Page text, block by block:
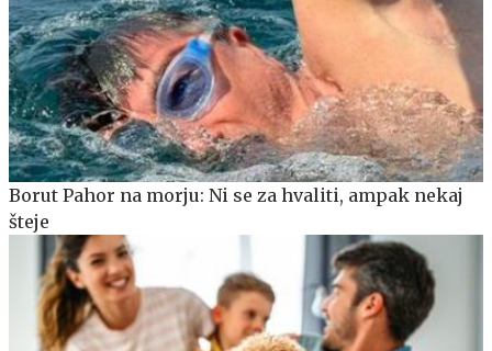
Borut Pahor na morju: Ni se za hvaliti, ampak nekaj
šteje